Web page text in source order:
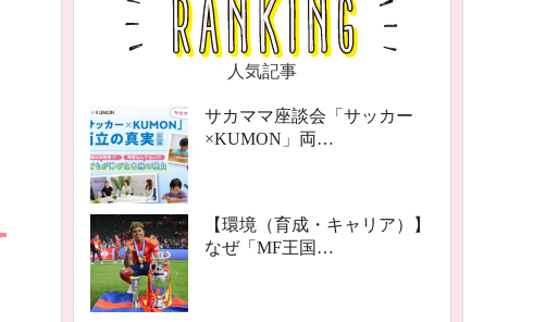
人気記事
サカママ座談会「サッカー
×KUMON」両…
【環境（育成・キャリア）】
なぜ「MF王国…